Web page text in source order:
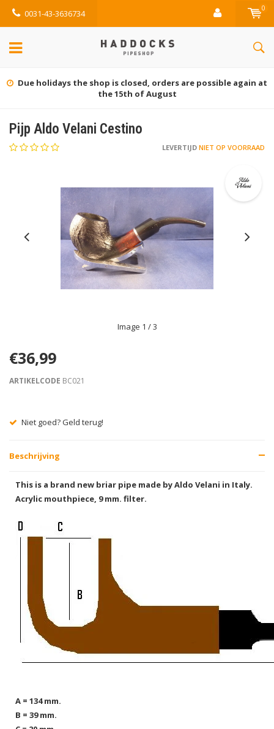
0031-43-3636734 0
Gratis retourneren (NL)
Pijp Aldo Velani Cestino
LEVERTIJD NIET OP VOORRAAD
Image 1 / 3
€36,99
ARTIKELCODE BC021
Gratis verzending vanaf € 75,00
Beschrijving
This is a brand new briar pipe made by Aldo Velani in Italy.
Acrylic mouthpiece, 9 mm. filter.
A = 134 mm.
B = 39 mm.